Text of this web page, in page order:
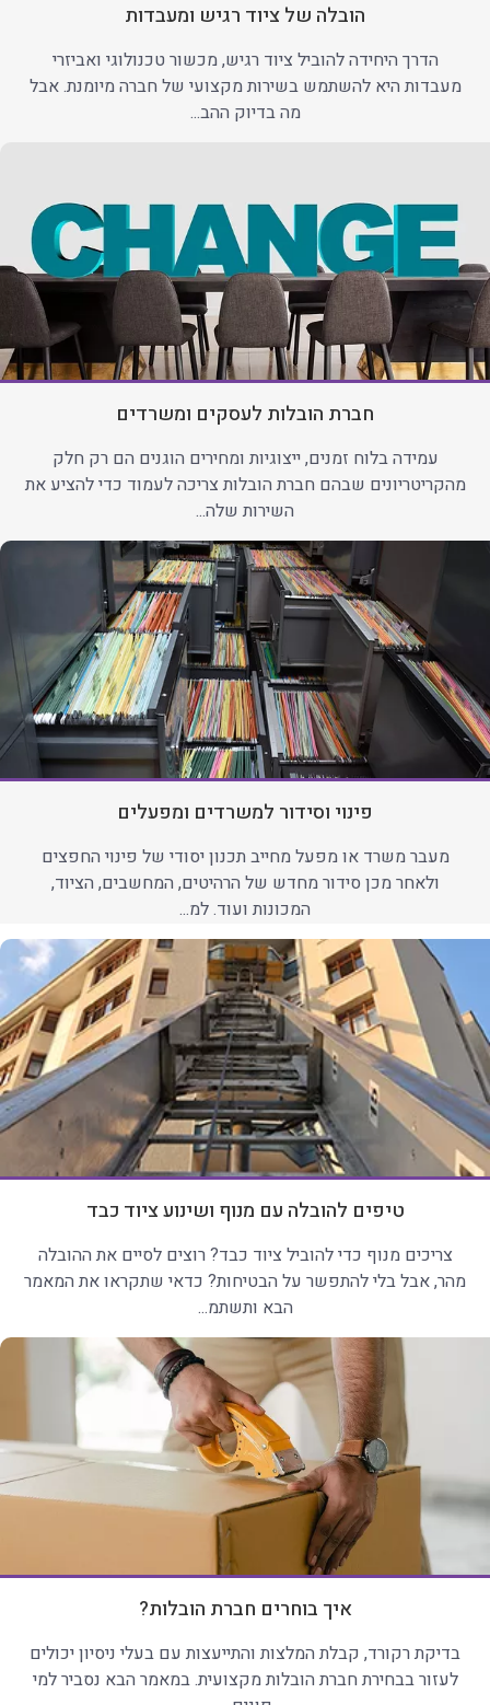
הובלה של ציוד רגיש ומעבדות
הדרך היחידה להוביל ציוד רגיש, מכשור טכנולוגי ואביזרי
מעבדות היא להשתמש בשירות מקצועי של חברה מיומנת. אבל
מה בדיוק ההב...
חברת הובלות לעסקים ומשרדים
עמידה בלוח זמנים, ייצוגיות ומחירים הוגנים הם רק חלק
מהקריטריונים שבהם חברת הובלות צריכה לעמוד כדי להציע את
השירות שלה...
פינוי וסידור למשרדים ומפעלים
מעבר משרד או מפעל מחייב תכנון יסודי של פינוי החפצים
ולאחר מכן סידור מחדש של הרהיטים, המחשבים, הציוד,
המכונות ועוד. למ...
טיפים להובלה עם מנוף ושינוע ציוד כבד
צריכים מנוף כדי להוביל ציוד כבד? רוצים לסיים את ההובלה
מהר, אבל בלי להתפשר על הבטיחות? כדאי שתקראו את המאמר
הבא ותשתמ...
איך בוחרים חברת הובלות?
בדיקת רקורד, קבלת המלצות והתייעצות עם בעלי ניסיון יכולים
לעזור בבחירת חברת הובלות מקצועית. במאמר הבא נסביר למי